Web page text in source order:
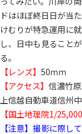
ドはほぼ終日日が当
けむりが特急運用に
し、日中も見ること
る。
【レンズ】 50ｍｍ
【アクセス】 信濃竹
上信越自動車道信州
【国土地理院1/
【注意】撮影に際し